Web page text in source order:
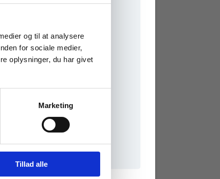
og til at analysere
for sociale medier,
oplysninger, du har givet
Marketing
Tillad alle
onlinematerialer